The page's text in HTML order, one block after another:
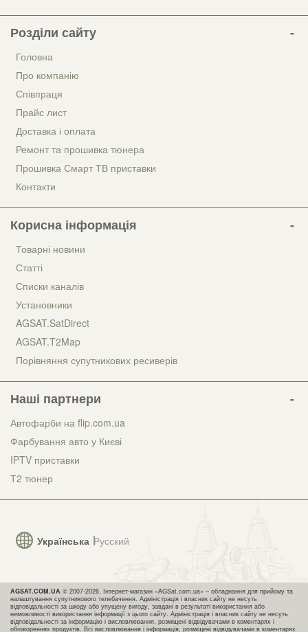
Українська Русский
Розділи сайту
Головна
Про компанію
Співпраця
Прайс лист
Доставка і оплата
Ремонт та прошивка тюнера
Прошивка Смарт ТВ приставки
Контакти
Корисна інформація
Товарні новини
Статті
Списки каналів
Установники
AGSAT.SatDirect
AGSAT.T2Map
Порівняння супутникових ресиверів
Наші партнери
Автофарби на flip.com.ua
Фарбування авто у Києві
IPTV приставки
Т2 тюнер
AGSAT.COM.UA © 2007-2026, Інтернет-магазин «AGSat.com.ua» – обладнання для прийому та
налаштування супутникового телебачення. Адміністрація і власник сайту не несуть
відповідальності за шкоду або упущену вигоду, завдані в результаті використання або
неможливості використання інформації з цього сайту. Адміністрація і власник сайту не несуть
відповідальності за інформацію і висловлювання, розміщені відвідувачами в коментарях і
обговореннях продуктів. Всі висловлювання і інформація, розміщені відвідувачами в коментарях